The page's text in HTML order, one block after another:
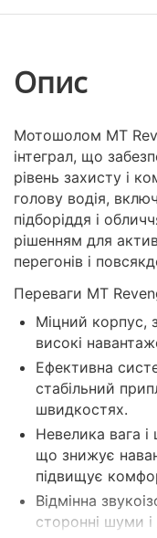
Опис
Мотошолом MT
інтеграл, що
рівень захисту і
голову водія,
підборіддя і
рішенням для
перегонів і
Переваги MT
Міцний корпус,
високі
Ефективна
стабільний
швидкостях.
Невелика вага
що знижує
підвищує
Відмінна
сторонні шуми